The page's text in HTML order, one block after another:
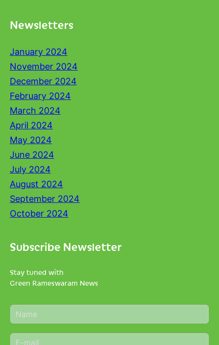
Newsletters
January 2024
November 2024
December 2024
February 2024
March 2024
April 2024
May 2024
June 2024
July 2024
August 2024
September 2024
October 2024
Subscribe Newsletter
Stay tuned with
Green Rameswaram News
N
a
eE